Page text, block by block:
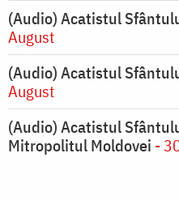
(Audio) Acatistul
August
(Audio) Acatistul
August
(Audio) Acatistul
Mitropolitul Moldovei -